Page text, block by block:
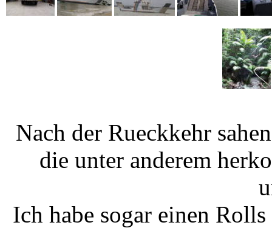
Nach der Rueckkehr
die unter anderem
Ich habe sogar einen